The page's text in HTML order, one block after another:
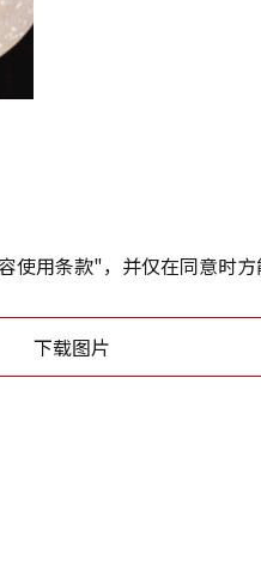
使用条款"，并仅在同意时方
下载图片